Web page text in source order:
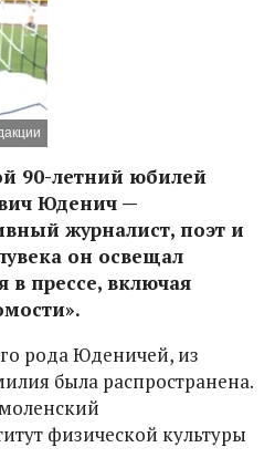
90-летний юбилей
Юденич —
журналист, поэт и
он освещал
в прессе, включая
рода Юденичей, из
была распространена.
физической культуры